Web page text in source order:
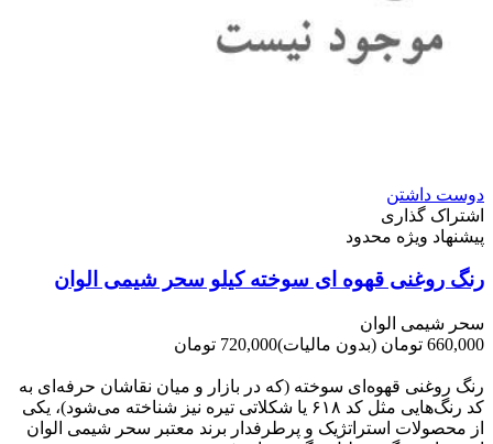
دوست داشتن
اشتراک گذاری
پیشنهاد ویژه محدود
رنگ روغنی قهوه ای سوخته کیلو سحر شیمی الوان
سحر شیمی الوان
660,000 تومان
(بدون مالیات)720,000 تومان
رنگ روغنی قهوه‌ای سوخته (که در بازار و میان نقاشان حرفه‌ای به
کد رنگ‌هایی مثل کد ۶۱۸ یا شکلاتی تیره نیز شناخته می‌شود)، یکی
از محصولات استراتژیک و پرطرفدار برند معتبر سحر شیمی الوان